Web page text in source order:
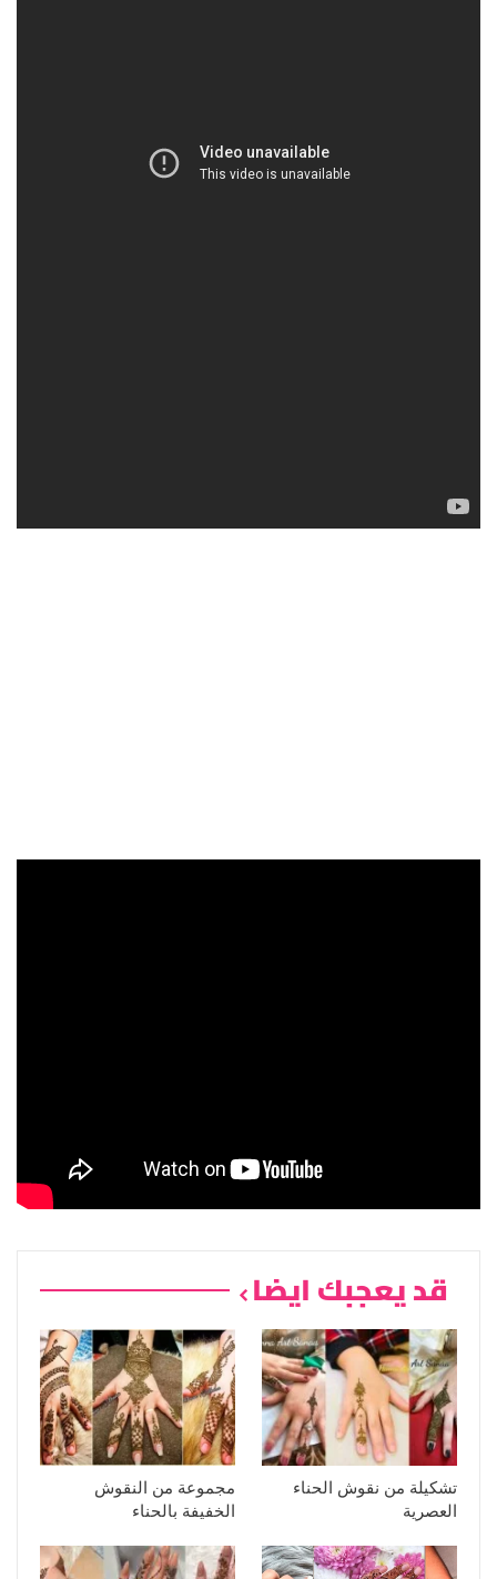
قد يعجبك ايضا
تشكيلة من نقوش الحناء
العصرية
مجموعة من النقوش
الخفيفة بالحناء